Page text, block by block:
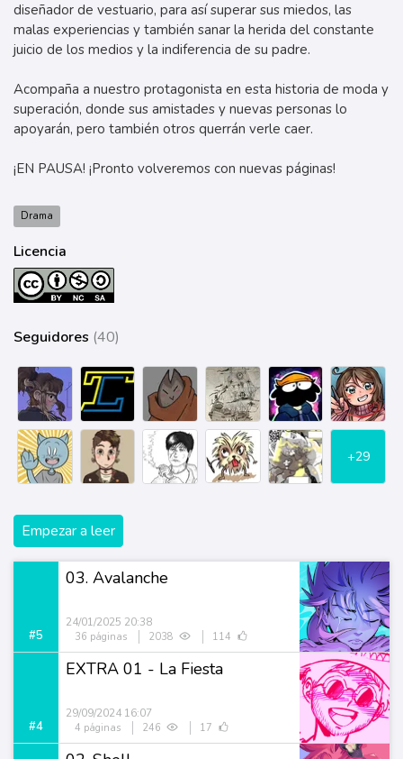
diseñador de vestuario, para así superar sus miedos, las
malas experiencias y también sanar la herida del constante
juicio de los medios y la indiferencia de su padre.
Acompaña a nuestro protagonista en esta historia de moda y
superación, donde sus amistades y nuevas personas lo
apoyarán, pero también otros querrán verle caer.
¡EN PAUSA! ¡Pronto volveremos con nuevas páginas!
Drama
Licencia
Seguidores (40)
+29
Empezar a leer
#5
03. Avalanche
24/01/2025 20:38
36 páginas 2038 114
#4
EXTRA 01 - La Fiesta
29/09/2024 16:07
4 páginas 246 17